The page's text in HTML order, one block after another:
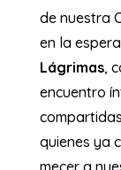
de nuestra
en la
Lágrimas,
encuentro
quienes ya
mecer a